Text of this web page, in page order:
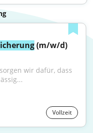
(m/w/d)
wir dafür, dass
Vollzeit